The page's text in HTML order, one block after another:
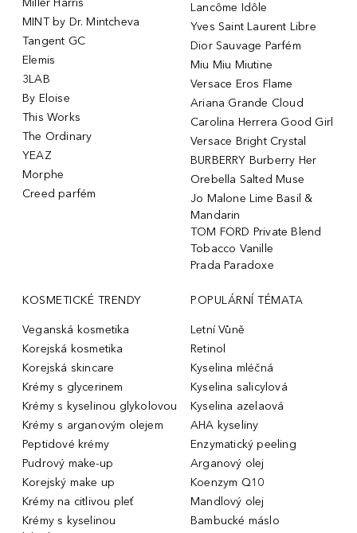
Miller Harris
MINT by Dr. Mintcheva
Tangent GC
Elemis
3LAB
By Eloise
This Works
The Ordinary
YEAZ
Morphe
Creed parfém
Lancôme Idôle
Yves Saint Laurent Libre
Dior Sauvage Parfém
Miu Miu Miutine
Versace Eros Flame
Ariana Grande Cloud
Carolina Herrera Good Girl
Versace Bright Crystal
BURBERRY Burberry Her
Orebella Salted Muse
Jo Malone Lime Basil &
Mandarin
TOM FORD Private Blend
Tobacco Vanille
Prada Paradoxe
KOSMETICKÉ TRENDY
Veganská kosmetika
Korejská kosmetika
Korejská skincare
Krémy s glycerinem
Krémy s kyselinou glykolovou
Krémy s arganovým olejem
Peptidové krémy
Pudrový make-up
Korejský make up
Krémy na citlivou pleť
Krémy s kyselinou
POPULÁRNÍ TÉMATA
Letní Vůně
Retinol
Kyselina mléčná
Kyselina salicylová
Kyselina azelaová
AHA kyseliny
Enzymatický peeling
Arganový olej
Koenzym Q10
Mandlový olej
Bambucké máslo